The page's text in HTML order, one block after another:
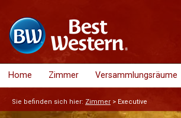
Home Zimmer Versammlungsräume
Sie befinden sich hier: Zimmer > Executive